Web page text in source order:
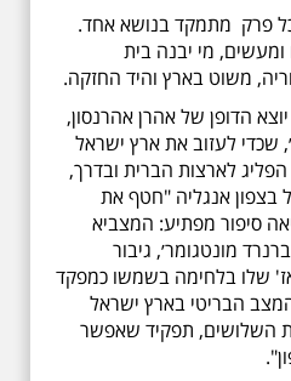
6 פרקים וכל פרק מתמקד בנושא אחד.
ומעשים, מי יבנה בית
משוט בארץ והיד החזקה.
יוצא הדופן של אהרן אהרנסון,
שכדי לעזוב את ארץ ישראל
לארצות הברית ובדרך,
אנגליה "חטף את
סיפור מפתיע: המצביא
מונטגומר׳, גיבור
שלו בלחימה בשמשו כמפקד
הבריטי בארץ ישראל
השלושים, תפקיד שאפשר